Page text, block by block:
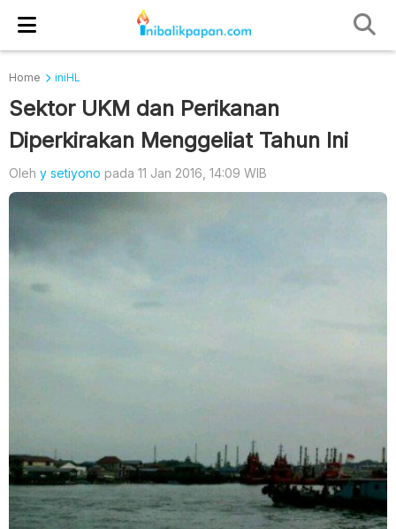
Home iniHL
Sektor UKM dan Perikanan
Diperkirakan Menggeliat Tahun Ini
Oleh y setiyono pada 11 Jan 2016, 14:09 WIB